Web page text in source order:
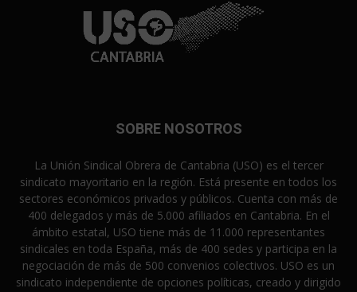
SOBRE NOSOTROS
La Unión Sindical Obrera de Cantabria (USO) es el tercer
sindicato mayoritario en la región. Está presente en todos los
sectores económicos privados y públicos. Cuenta con más de
400 delegados y más de 5.000 afiliados en Cantabria. En el
ámbito estatal, USO tiene más de 11.000 representantes
sindicales en toda España, más de 400 sedes y participa en la
negociación de más de 500 convenios colectivos. USO es un
sindicato independiente de opciones políticas, creado y dirigido